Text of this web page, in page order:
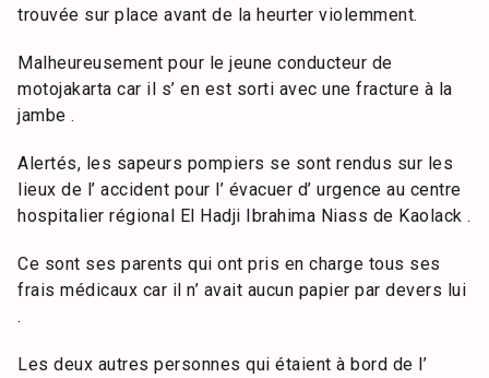
trouvée sur place avant de la heurter violemment.
Malheureusement pour le jeune conducteur de
motojakarta car il s’ en est sorti avec une fracture à la
jambe .
Alertés, les sapeurs pompiers se sont rendus sur les
lieux de l’ accident pour l’ évacuer d’ urgence au centre
hospitalier régional El Hadji Ibrahima Niass de Kaolack .
Ce sont ses parents qui ont pris en charge tous ses
frais médicaux car il n’ avait aucun papier par devers lui
.
Les deux autres personnes qui étaient à bord de l’